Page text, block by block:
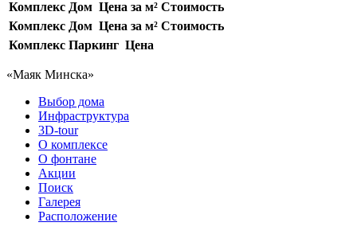
Комплекс Дом Цена за м² Стоимость
Комплекс Дом Цена за м² Стоимость
Комплекс Паркинг Цена
«Маяк Минска»
Выбор дома
Инфраструктура
3D-tour
О комплексе
О фонтане
Акции
Поиск
Галерея
Расположение